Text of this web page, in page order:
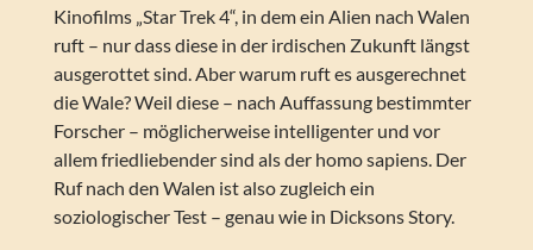
Kinofilms „Star Trek 4“, in dem ein Alien nach Walen
ruft – nur dass diese in der irdischen Zukunft längst
ausgerottet sind. Aber warum ruft es ausgerechnet
die Wale? Weil diese – nach Auffassung bestimmter
Forscher – möglicherweise intelligenter und vor
allem friedliebender sind als der homo sapiens. Der
Ruf nach den Walen ist also zugleich ein
soziologischer Test – genau wie in Dicksons Story.